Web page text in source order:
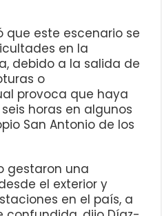
que este escenario se
en la
debido a la salida de
o
provoca que haya
horas en algunos
San Antonio de los
gestaron una
el exterior y
en el país, a